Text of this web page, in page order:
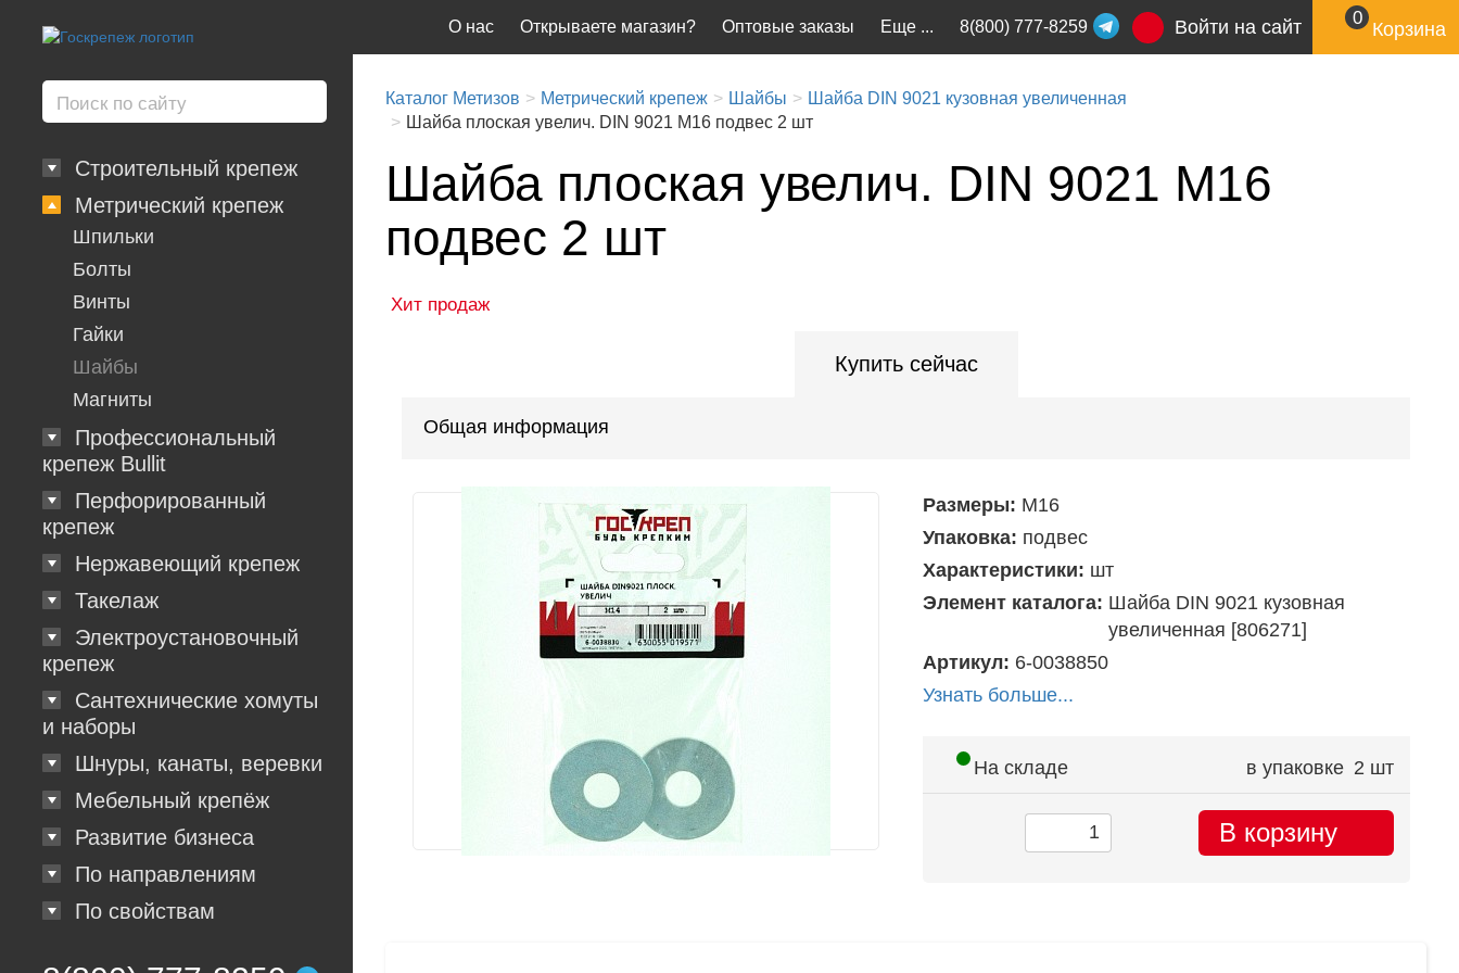
Строительный крепеж
Метрический крепеж
Шпильки
Болты
Винты
Гайки
Шайбы
Магниты
Профессиональный
крепеж Bullit
Перфорированный
крепеж
Нержавеющий крепеж
Такелаж
Электроустановочный
крепеж
Сантехнические хомуты
и наборы
Шнуры, канаты, веревки
Мебельный крепёж
Развитие бизнеса
По направлениям
По свойствам
Еще ...
О нас Открываете магазин? Оптовые заказы 8(800) 777-8259 Войти на сайт 0
Корзина
Каталог Метизов Метрический крепеж Шайбы
Шайба DIN 9021 кузовная увеличенная
Шайба плоская увелич. DIN 9021 M16 подвес 2 шт
Шайба плоская увелич. DIN 9021 M16
подвес 2 шт
Хит продаж
Купить сейчас
Общая информация
Размеры: М16
Упаковка: подвес
Характеристики: шт
Элемент каталога: Шайба DIN 9021 кузовная
увеличенная [806271]
Артикул: 6-0038850
Узнать больше...
На складе в упаковке 2 шт
В корзину